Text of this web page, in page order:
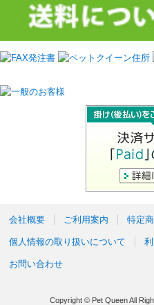
会社概要 ご利用案内 特定
個人情報の取り扱いについて
お問い合わせ
Copyright © Pet Queen All